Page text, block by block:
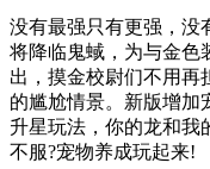
没有最强只有更强，没
将降临鬼蜮，为与金色
出，摸金校尉们不用再
的尴尬情景。新版增加
升星玩法，你的龙和我
不服?宠物养成玩起来!